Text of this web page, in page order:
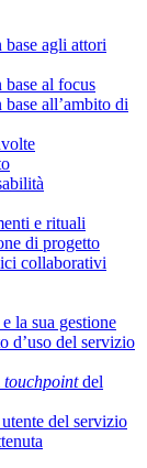
agli attori
al focus
all’ambito di
e rituali
di progetto
collaborativi
la sua gestione
d’uso del servizio
touchpointdel
del servizio